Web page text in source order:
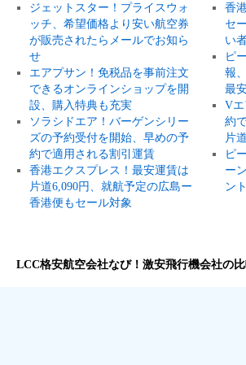
ジェットスター！プライスウォ
ッチ、希望価格より安い航空券
が販売されたらメールでお知ら
せ
エアプサン！免税品を事前注文
できるオンラインショップを開
設、購入特典も充実
ソラシドエア！バーゲンシリー
ズの予約受付を開始、早めの予
約で適用される割引運賃
香港エクスプレス！最安運賃は
片道6,090円、就航予定の広島ー
香港便もセール対象
香
セ
い
ピ
報
最
V
約
片
ピ
ー
ン
LCC格安航空会社なび！激安飛行機会社の